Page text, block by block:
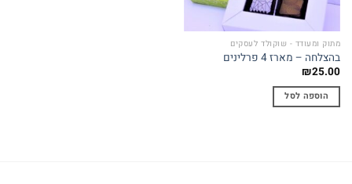
מתוק ומעודד - שוקולד לעסקים
בהצלחה – מארז 4 פרלינים
₪25.00
הוספה לסל